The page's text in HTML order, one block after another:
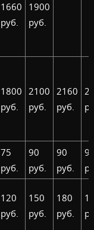
1660
руб.
1900
руб.
1800
руб.
2100
руб.
2160
руб.
75
руб.
90
руб.
90
руб.
120
руб.
150
руб.
180
руб.